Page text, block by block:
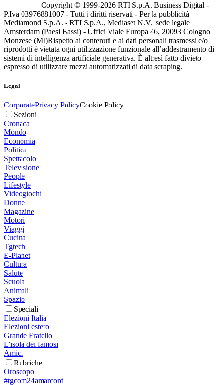
Copyright © 1999-2026 RTI S.p.A. Business Digital -
P.Iva 03976881007 - Tutti i diritti riservati - Per la pubblicità
Mediamond S.p.A. - RTI S.p.A., Mediaset N.V., sede legale
Amsterdam (Paesi Bassi) - Uffici Viale Europa 46, 20093 Cologno
Monzese (MI)Rispetto ai contenuti e ai dati personali trasmessi e/o
riprodotti è vietata ogni utilizzazione funzionale all’addestramento di
sistemi di intelligenza artificiale generativa. È altresì fatto divieto
espresso di utilizzare mezzi automatizzati di data scraping.
Legal
CorporatePrivacy PolicyCookie Policy
Sezioni
Cronaca
Mondo
Economia
Politica
Spettacolo
Televisione
People
Lifestyle
Videogiochi
Donne
Magazine
Motori
Viaggi
Cucina
Tgtech
E-Planet
Cultura
Salute
Scuola
Animali
Spazio
Speciali
Elezioni Italia
Elezioni estero
Grande Fratello
L'isola dei famosi
Amici
Rubriche
Oroscopo
#tgcom24amarcord